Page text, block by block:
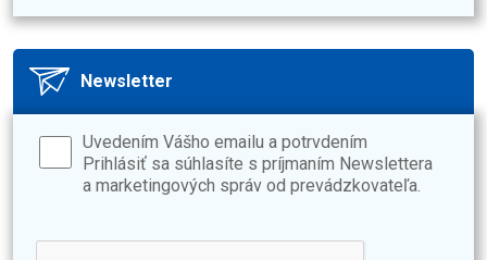
Newsletter
Uvedením Vášho emailu a potrvdením
Prihlásiť sa súhlasíte s príjmaním Newslettera
a marketingových správ od prevádzkovateľa.